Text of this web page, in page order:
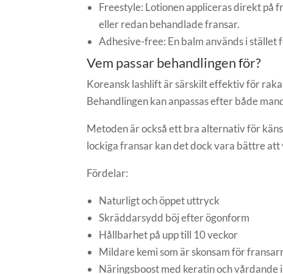
Freestyle: Lotionen appliceras direkt på
eller redan behandlade fransar.
Adhesive-free: En balm används i stället
Vem passar behandlingen för?
Koreansk lashlift är särskilt effektiv för
Behandlingen kan anpassas efter både
Metoden är också ett bra alternativ för
lockiga fransar kan det dock vara bättre att
Fördelar:
Naturligt och öppet uttryck
Skräddarsydd böj efter ögonform
Hållbarhet på upp till 10 veckor
Mildare kemi som är skonsam för
Näringsboost med keratin och vårdande